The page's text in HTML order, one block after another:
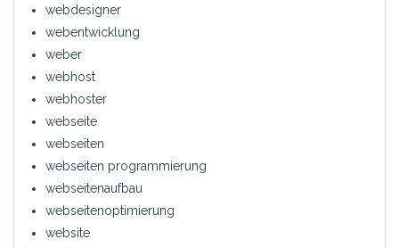
webdesigner
webentwicklung
weber
webhost
webhoster
webseite
webseiten
webseiten programmierung
webseitenaufbau
webseitenoptimierung
website